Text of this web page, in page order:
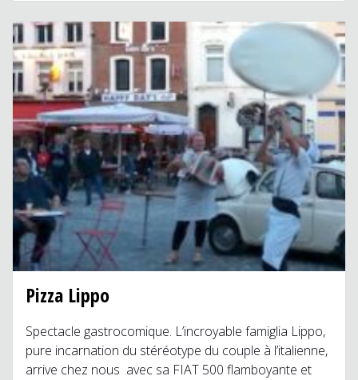
Pizza Lippo
Spectacle gastrocomique. L’incroyable famiglia Lippo,
pure incarnation du stéréotype du couple à l’italienne,
arrive chez nous avec sa FIAT 500 flamboyante et